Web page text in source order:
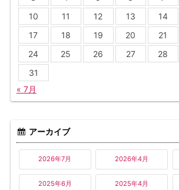
10
11 12 13 14
17
18 19 20 21
24
25 26 27 28
31
« 7月
アーカイブ
2026年7月 2026年4月
2025年6月 2025年4月